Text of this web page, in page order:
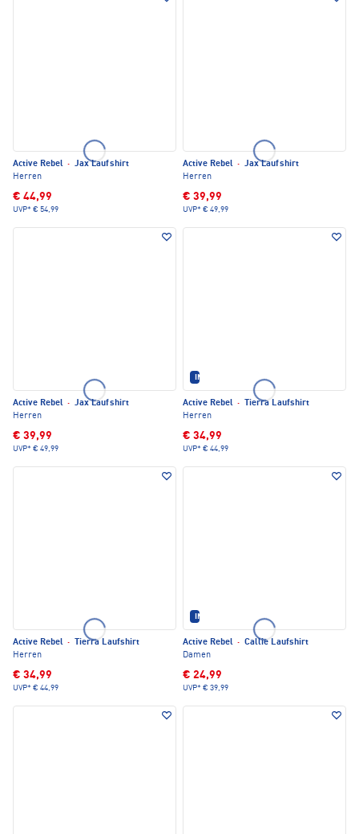
Active Rebel · Jax Laufshirt
Herren
€ 44,99
UVP* € 54,99
Active Rebel · Jax Laufshirt
Herren
€ 39,99
UVP* € 49,99
Active Rebel · Jax Laufshirt
Herren
€ 39,99
UVP* € 49,99
IM SET ERHÄLTLICH
Active Rebel ·
Tierra Laufshirt
Herren
€ 34,99
UVP* € 44,99
Active Rebel ·
Tierra Laufshirt
Herren
€ 34,99
UVP* € 44,99
IM SET ERHÄLTLICH
Active Rebel · Callie Laufshirt
Damen
€ 24,99
UVP* € 39,99